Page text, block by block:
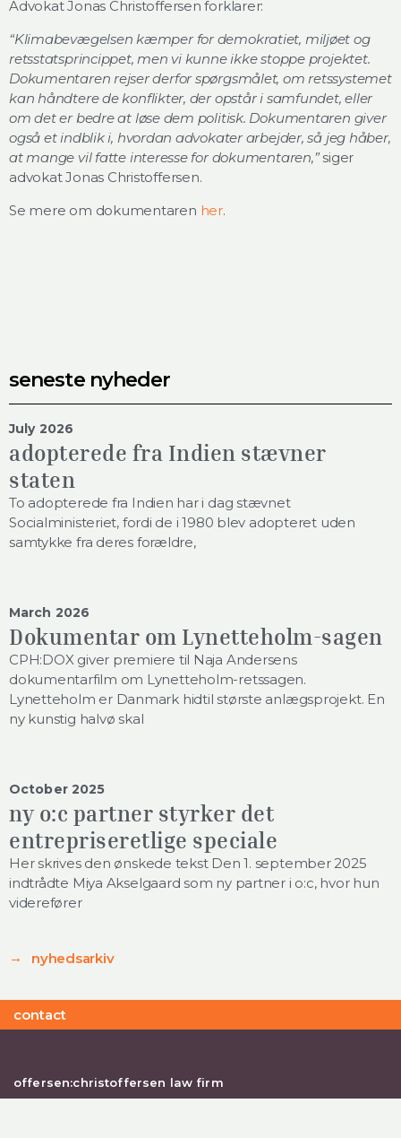
Advokat Jonas Christoffersen forklarer:
“Klimabevægelsen kæmper for demokratiet, miljøet og
retsstatsprincippet, men vi kunne ikke stoppe projektet.
Dokumentaren rejser derfor spørgsmålet, om retssystemet
kan håndtere de konflikter, der opstår i samfundet, eller
om det er bedre at løse dem politisk. Dokumentaren giver
også et indblik i, hvordan advokater arbejder, så jeg håber,
at mange vil fatte interesse for dokumentaren,”siger
advokat Jonas Christoffersen.
Se mere om dokumentaren her.
seneste nyheder
July 2026
adopterede fra Indien stævner
staten
To adopterede fra Indien har i dag stævnet
Socialministeriet, fordi de i 1980 blev adopteret uden
samtykke fra deres forældre,
March 2026
Dokumentar om Lynetteholm-sagen
CPH:DOX giver premiere til Naja Andersens
dokumentarfilm om Lynetteholm-retssagen.
Lynetteholm er Danmark hidtil største anlægsprojekt. En
ny kunstig halvø skal
October 2025
ny o:c partner styrker det
entrepriseretlige speciale
Her skrives den ønskede tekst Den 1. september 2025
indtrådte Miya Akselgaard som ny partner i o:c, hvor hun
viderefører
nyhedsarkiv
contact
offersen:christoffersen law firm